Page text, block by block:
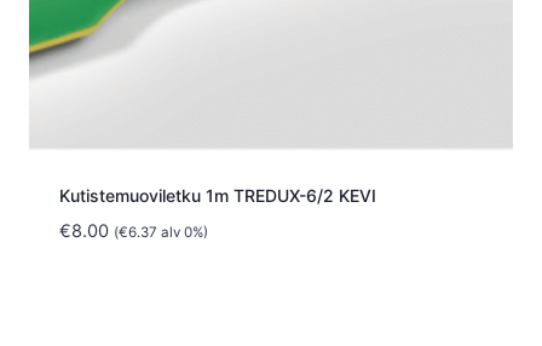
Kutistemuoviletku 1m TREDUX-6/2 KEVI
€8.00 (€6.37 alv 0%)